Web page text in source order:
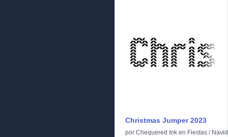
Christmas Jumper 2023
por Chequered Ink en Fiestas /